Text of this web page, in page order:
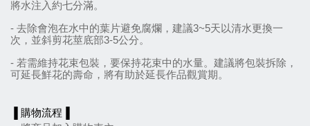
將水注入約七分滿。
- 去除會泡在水中的葉片避免腐爛，建議3~5天以清水更換一
次，並斜剪花莖底部3-5公分。
- 若需維持花束包裝，要保持花束中的水量。建議將包裝拆除，
可延長鮮花的壽命，將有助於延長作品觀賞期。
▐ 購物流程▐